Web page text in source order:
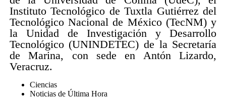
Instituto Tecnológico de Tuxtla Gutiérrez del
Tecnológico Nacional de México (TecNM) y
la Unidad de Investigación y Desarrollo
Tecnológico (UNINDETEC) de la Secretaría
de Marina, con sede en Antón Lizardo,
Veracruz.
Ciencias
Noticias de Última Hora